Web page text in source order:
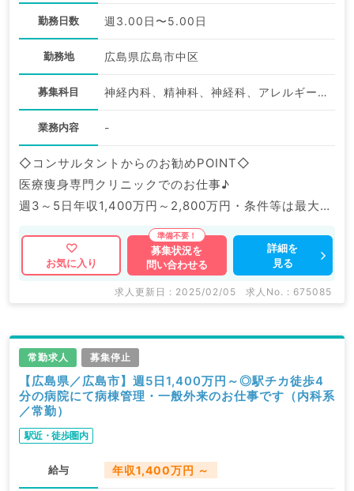
勤務日数 週3.00日〜5.00日
勤務地 広島県広島市中区
募集科目 神経内科、精神科、神経科、アレルギー科、リウマチ科、小児科、整形外科、形成外科、美容外科、脳神経外科、呼吸器外科、心臓血管外科、小児外科、皮膚科、泌尿器科、産婦人科、産科、婦人科、眼科、耳鼻咽喉科、気管食道科、放射線科、リハビリテーション科、麻酔科、ペインクリニック、人工透析科、緩和ケア科、一般内科、循環器内科、呼吸器内科、消化器内科、内分泌・代謝内科、腎臓内科、老年内科、血液内科、外科系全般、一般外科、消化器外科、乳腺外科、総合診療科、美容皮膚科、健診・人間ドック、救急科・ＩＣＵ、病理科、基礎医学系、膠原病科、スポーツ整形外科、大腸・肛門外科、その他、産業医、科目不問
業務内容 -
◇コンサルタントからのお勧めPOINT◇
医療痩身専門クリニックでのお仕事♪
週3～5日年収1,400万円～2,800万円・条件等は最大限
考慮◎しっかり稼ぎたい先生にもおススメです。
マイナビDOCTORでは病院やクリニックなどの医療機
関求人はもちろんのこと、
ます。
求人内容の詳細等はお気軽にお問合せ下さい。
お気に入り
募集状況を
問い合わせる
詳細を
見る
求人更新日 : 2025/02/05 求人No. : 675085
常勤求人 募集停止
【広島県／広島市】週5日1,400万円～◎駅チカ徒歩4
分の病院にて病棟管理・一般外来のお仕事です（内科系
／常勤）
駅近・徒歩圏内
給与 年収1,400万円 ～